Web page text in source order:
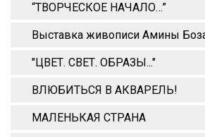
“ТВОРЧЕСКОЕ НАЧАЛО…”
Выставка живописи Амины
"ЦВЕТ. СВЕТ. ОБРАЗЫ..."
ВЛЮБИТЬСЯ В АКВАРЕЛЬ!
МАЛЕНЬКАЯ СТРАНА